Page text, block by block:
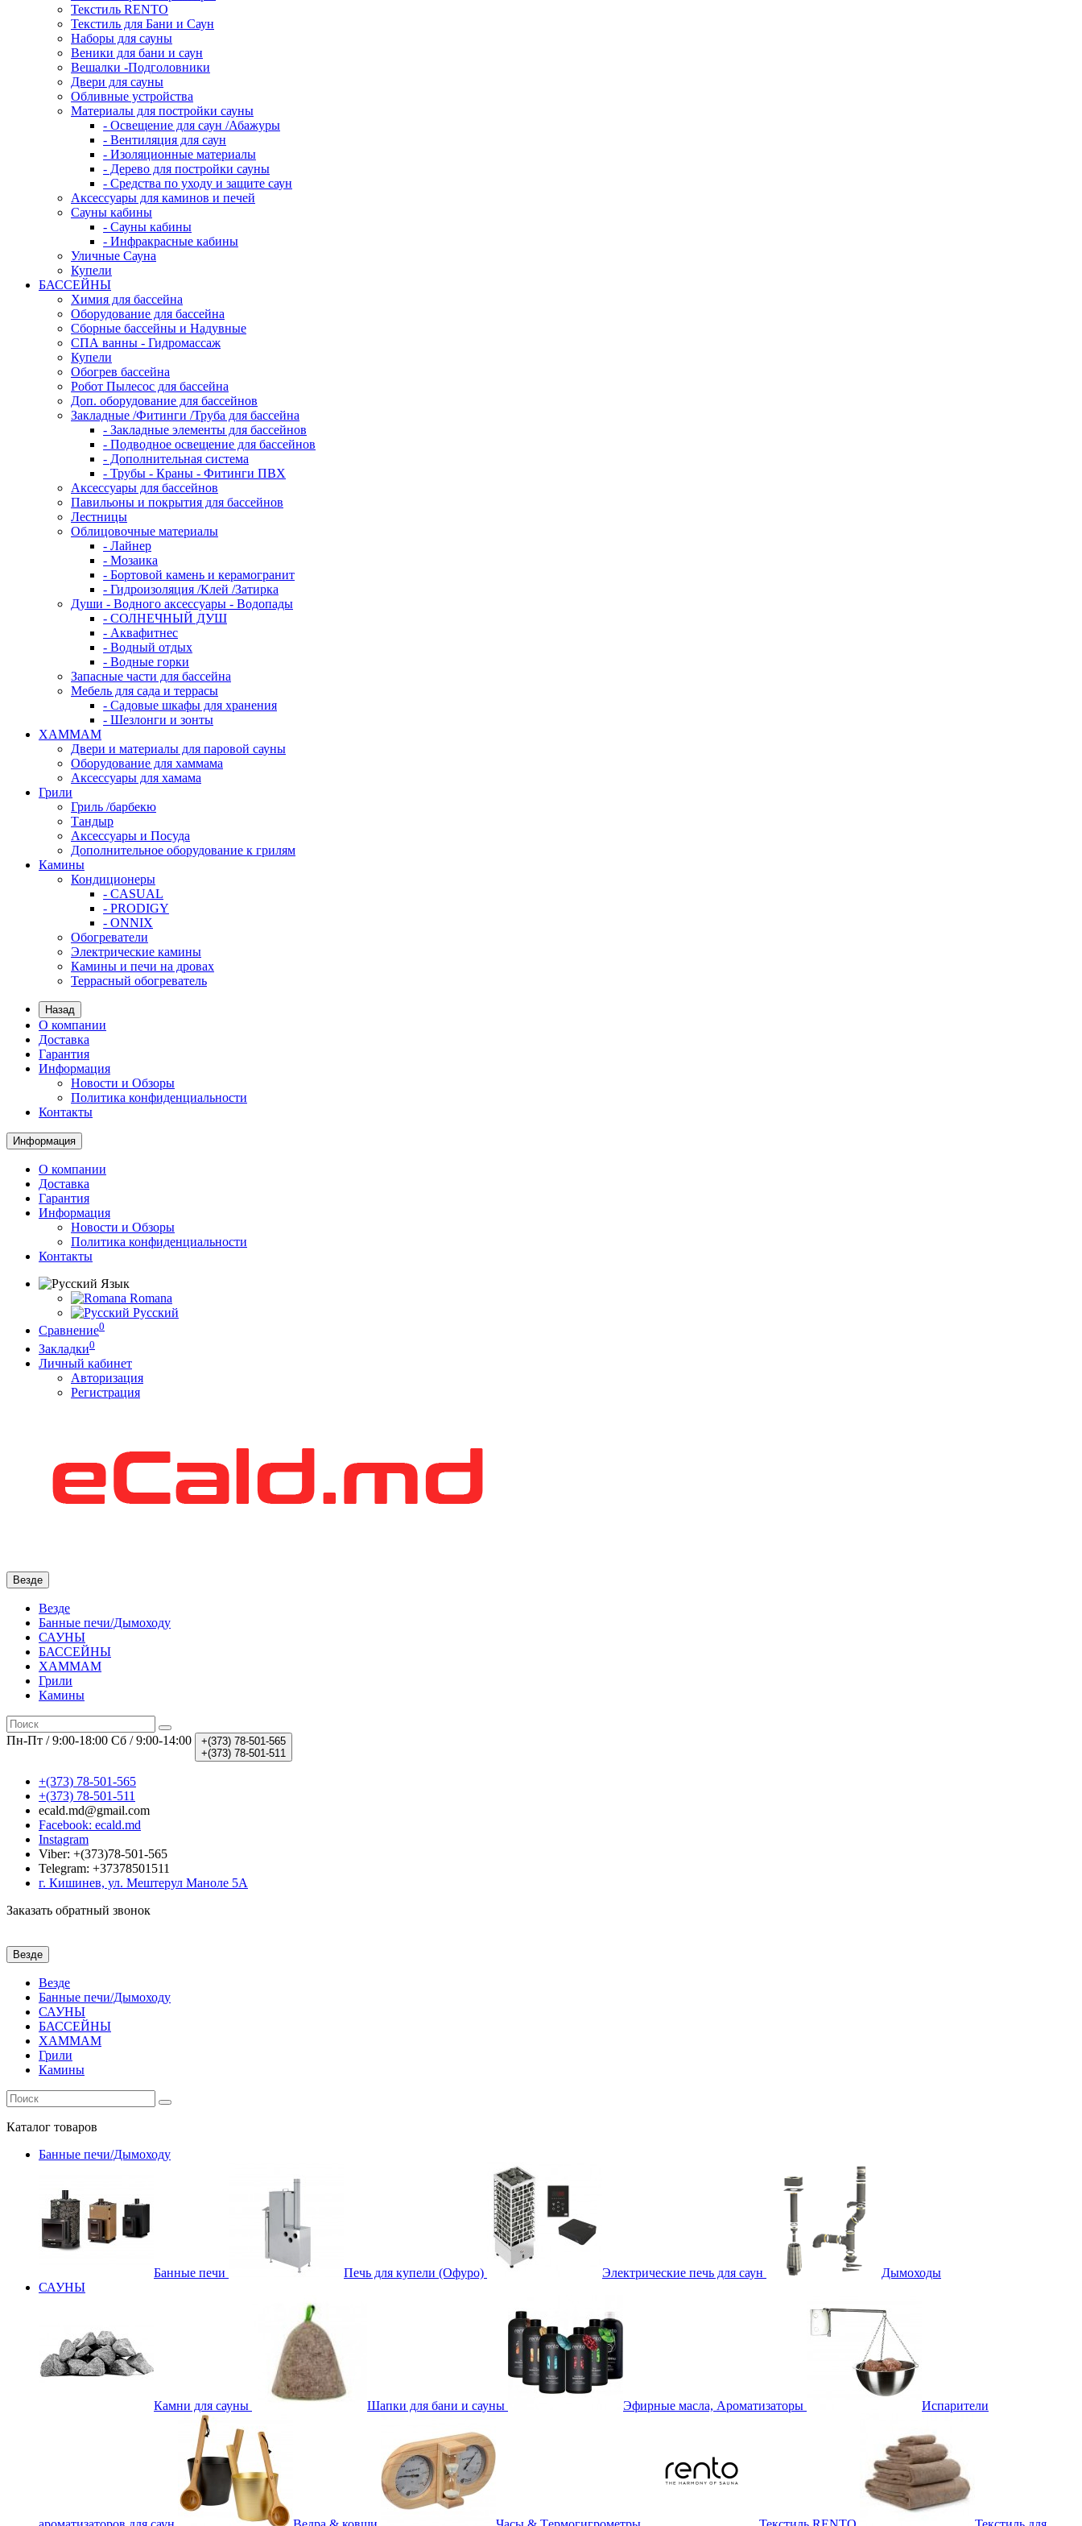
Текстиль RENTO
Текстиль для Бани и Саун
Наборы для сауны
Веники для бани и саун
Вешалки -Подголовники
Двери для сауны
Обливные устройства
Материалы для постройки сауны
- Освещение для саун /Абажуры
- Вентиляция для саун
- Изоляционные материалы
- Дерево для постройки сауны
- Средства по уходу и защите саун
Аксессуары для каминов и печей
Сауны кабины
- Сауны кабины
- Инфракрасные кабины
Уличные Сауна
Купели
БАССЕЙНЫ
Химия для бассейна
Оборудование для бассейна
Сборные бассейны и Надувные
СПА ванны - Гидромассаж
Купели
Обогрев бассейна
Робот Пылесос для бассейна
Доп. оборудование для бассейнов
Закладные /Фитинги /Труба для бассейна
- Закладные элементы для бассейнов
- Подводное освещение для бассейнов
- Дополнительная система
- Трубы - Краны - Фитинги ПВХ
Аксессуары для бассейнов
Павильоны и покрытия для бассейнов
Лестницы
Облицовочные материалы
- Лайнер
- Мозаика
- Бортовой камень и керамогранит
- Гидроизоляция /Клей /Затирка
Души - Водного аксессуары - Водопады
- СОЛНЕЧНЫЙ ДУШ
- Аквафитнес
- Водный отдых
- Водные горки
Запасные части для бассейна
Мебель для сада и террасы
- Садовые шкафы для хранения
- Шезлонги и зонты
ХАММАМ
Двери и материалы для паровой сауны
Оборудование для хаммама
Аксессуары для хамама
Грили
Гриль /барбекю
Тандыр
Аксессуары и Посуда
Дополнительное оборудование к грилям
Камины
Кондиционеры
- CASUAL
- PRODIGY
- ONNIX
Обогреватели
Электрические камины
Камины и печи на дровах
Террасный обогреватель
Назад
О компании
Доставка
Гарантия
Информация
Новости и Обзоры
Политика конфиденциальности
Контакты
Информация
О компании
Доставка
Гарантия
Информация
Новости и Обзоры
Политика конфиденциальности
Контакты
Язык
Romana
Русский
Сравнение0
Закладки0
Личный кабинет
Авторизация
Регистрация
Везде
Везде
Банные печи/Дымоходу
САУНЫ
БАССЕЙНЫ
ХАММАМ
Грили
Камины
Пн-Пт / 9:00-18:00 Сб / 9:00-14:00 +(373) 78-501-565
+(373) 78-501-511
+(373) 78-501-565
+(373) 78-501-511
ecald.md@gmail.com
Facebook: ecald.md
Instagram
Viber: +(373)78-501-565
Telegram: +37378501511
г. Кишинев, ул. Мештерул Маноле 5А
Заказать обратный звонок
Везде
Везде
Банные печи/Дымоходу
САУНЫ
БАССЕЙНЫ
ХАММАМ
Грили
Камины
Каталог товаров
Банные печи/Дымоходу
Банные печи Печь для купели (Офуро) Электрические печь для саун
Дымоходы
САУНЫ
Камни для сауны Шапки для бани и сауны Эфирные масла, Ароматизаторы Испарители